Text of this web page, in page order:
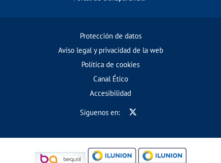
Protección de datos
Aviso legal y privacidad de la web
Política de cookies
Canal Ético
Accesibilidad
Síguenos en: